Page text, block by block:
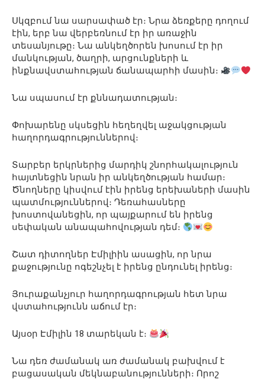
Սկզբում նա սարսափած էր։ Նրա ձեռքերը դողում
էին, երբ նա վերբեռնում էր իր առաջին
տեսանյութը։ Նա անկեղծորեն խոսում էր իր
մանկության, ծաղրի, արցունքների և
ինքնավստահության ճանապարհի մասին։
Նա սպասում էր քննադատության։
Փոխարենը սկսեցին հեղեղվել աջակցության
հաղորդագրություններով։
Տարբեր երկրներից մարդիկ շնորհակալություն
հայտնեցին նրան իր անկեղծության համար։
Ծնողները կիսվում էին իրենց երեխաների մասին
պատմություններով։ Դեռահասները
խոստովանեցին, որ պայքարում են իրենց
սեփական անապահովության դեմ։
Շատ դիտողներ Էմիլիին ասացին, որ նրա
քաջությունը ոգեշնչել է իրենց ընդունել իրենց։
Յուրաքանչյուր հաղորդագրության հետ նրա
վստահությունն աճում էր։
Այսօր Էմիլին 18 տարեկան է։
Նա դեռ ժամանակ առ ժամանակ բախվում է
բացասական մեկնաբանությունների։ Որոշ